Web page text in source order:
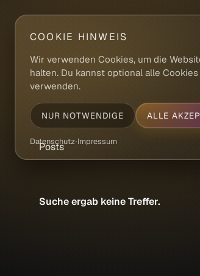
Posts
Suche ergab keine Treffer.
COOKIE HINWEIS
Wir verwenden Cookies, um die
halten. Du kannst optional alle
verwenden.
NUR NOTWENDIGE ALLE
Datenschutz•Impressum